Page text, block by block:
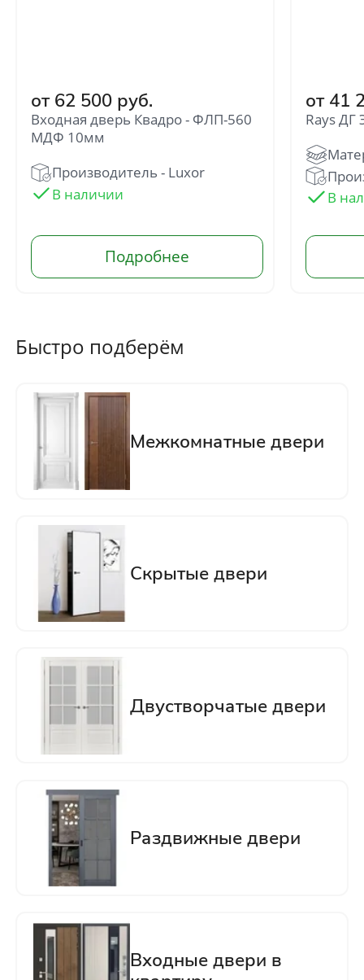
от 62 500 руб.
Входная дверь Квадро - ФЛП-560
МДФ 10мм
Производитель - Luxor
от 41
Rays
Быстро подберём
Отправить